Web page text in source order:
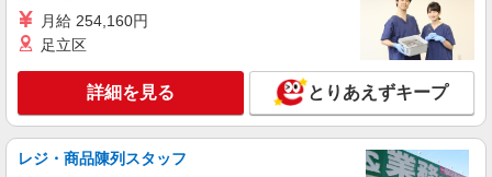
勤の場合も駐車場代・ガソリン代は弊社負担） ・
神奈川県 横浜市西区にある保育施設 （保育
園・幼稚園・小規模保育園・認定こども園・企業
内保育所など）
キープ 詳細を見る
月給 254,160円
足立区
詳細を見る とりあえずキープ
レジ・商品陳列スタッフ